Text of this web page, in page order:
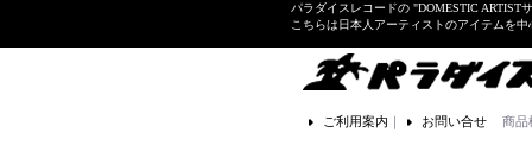
パラダイスレコードの "DOMESTIC ARTIST
こちらは日本人アーティストのアイテムを
ご利用案内 ｜ お問い合せ 商品